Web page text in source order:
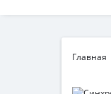
Главная